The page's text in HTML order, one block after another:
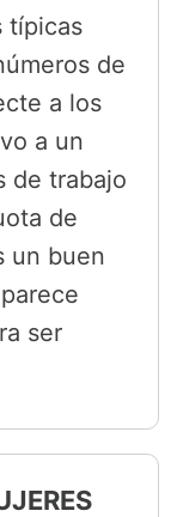
típicas
de
a los
a un
de trabajo
de
un buen
ser